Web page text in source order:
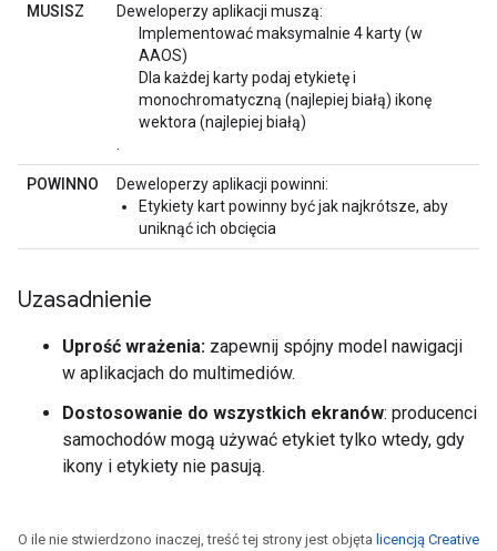
MUSISZ
Deweloperzy aplikacji muszą:
Implementować maksymalnie 4 karty (w
AAOS)
Dla każdej karty podaj etykietę i
monochromatyczną (najlepiej białą) ikonę
wektora (najlepiej białą)
POWINNO
Deweloperzy aplikacji powinni:
Etykiety kart powinny być jak najkrótsze, aby
uniknąć ich obcięcia
Uzasadnienie
Uprość wrażenia: zapewnij spójny model nawigacji
w aplikacjach do multimediów.
Dostosowanie do wszystkich ekranów: producenci
samochodów mogą używać etykiet tylko wtedy, gdy
ikony i etykiety nie pasują.
O ile nie stwierdzono inaczej, treść tej strony jest objęta licencją Creative